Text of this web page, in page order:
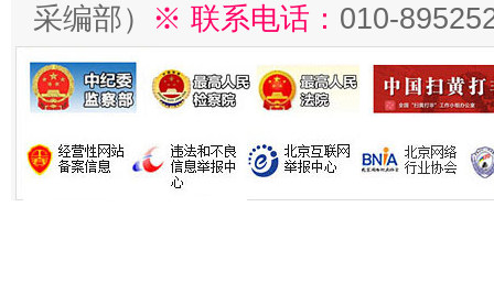
采编部） ※ 联系电话： 010-